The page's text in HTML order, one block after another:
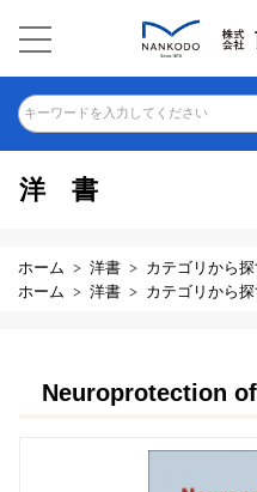
キーワードを入力してください
洋書
ホーム 洋書 カテゴリから探
ホーム
洋書 カテゴリから探
Neuroprotection